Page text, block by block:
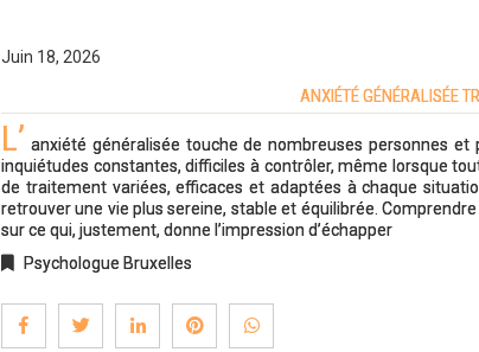
Juin 18, 2026
ANXIÉTÉ GÉNÉRALISÉE
L’ anxiété généralisée touche de nombreuses personnes
inquiétudes constantes, difficiles à contrôler, même lorsque
de traitement variées, efficaces et adaptées à chaque
retrouver une vie plus sereine, stable et équilibrée.
sur ce qui, justement, donne l’impression d’échapper
Psychologue Bruxelles